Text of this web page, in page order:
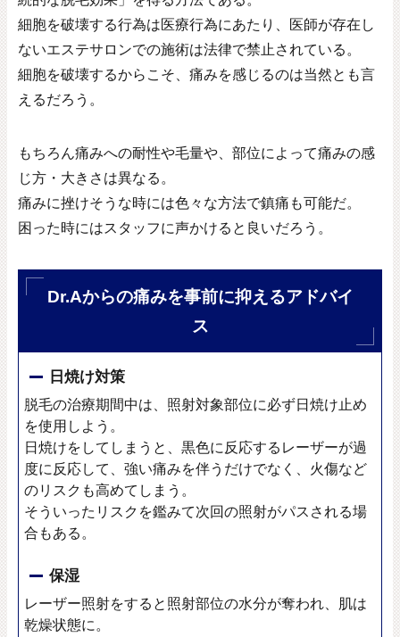
細胞を破壊する行為は医療行為にあたり、医師が存在し
ないエステサロンでの施術は法律で禁止されている。
細胞を破壊するからこそ、痛みを感じるのは当然とも言
えるだろう。
もちろん痛みへの耐性や毛量や、部位によって痛みの感
じ方・大きさは異なる。
痛みに挫けそうな時には色々な方法で鎮痛も可能だ。
困った時にはスタッフに声かけると良いだろう。
Dr.Aからの痛みを事前に抑えるアドバイ
ス
日焼け対策
脱毛の治療期間中は、照射対象部位に必ず日焼け止め
を使用しよう。
日焼けをしてしまうと、黒色に反応するレーザーが過
度に反応して、強い痛みを伴うだけでなく、火傷など
のリスクも高めてしまう。
そういったリスクを鑑みて次回の照射がパスされる場
合もある。
保湿
レーザー照射をすると照射部位の水分が奪われ、肌は
乾燥状態に。